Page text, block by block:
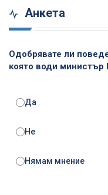
Анкета
Одобрявате ли
която води министър
Да
Не
Нямам мнение